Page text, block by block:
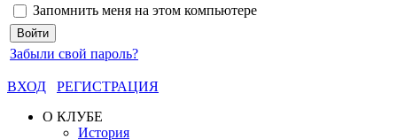
Запомнить меня на этом компьютере
Забыли свой пароль?
ВХОД
РЕГИСТРАЦИЯ
О КЛУБЕ
История